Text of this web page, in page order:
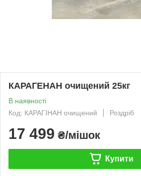
КАРАГЕНАН очищений 25кг
В наявності
Код: КАРАГІНАН очищений
Роздріб
17 499 ₴/мішок
Купити